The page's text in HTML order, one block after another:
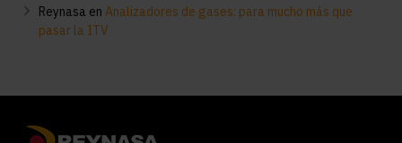
Reynasa en Analizadores de gases: para mucho más que
pasar la ITV